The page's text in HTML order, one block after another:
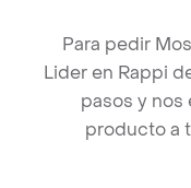
Para pedir
Lider en Rappi
pasos y nos
producto a